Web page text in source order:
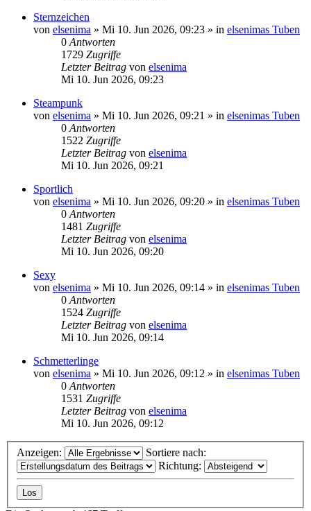
Sternzeichen
von elsenima » Mi 10. Jun 2026, 09:23 » in elsenimas Tuben
0 Antworten
1729 Zugriffe
Letzter Beitrag von elsenima
Mi 10. Jun 2026, 09:23
Steampunk
von elsenima » Mi 10. Jun 2026, 09:21 » in elsenimas Tuben
0 Antworten
1522 Zugriffe
Letzter Beitrag von elsenima
Mi 10. Jun 2026, 09:21
Sportlich
von elsenima » Mi 10. Jun 2026, 09:20 » in elsenimas Tuben
0 Antworten
1481 Zugriffe
Letzter Beitrag von elsenima
Mi 10. Jun 2026, 09:20
Sexy
von elsenima » Mi 10. Jun 2026, 09:14 » in elsenimas Tuben
0 Antworten
1524 Zugriffe
Letzter Beitrag von elsenima
Mi 10. Jun 2026, 09:14
Schmetterlinge
von elsenima » Mi 10. Jun 2026, 09:12 » in elsenimas Tuben
0 Antworten
1531 Zugriffe
Letzter Beitrag von elsenima
Mi 10. Jun 2026, 09:12
Anzeigen:
Sortiere nach:
Richtung: